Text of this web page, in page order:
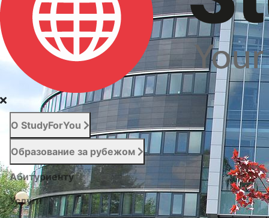
О StudyForYou
Образование за рубежом
Абитуриенту
Услуги